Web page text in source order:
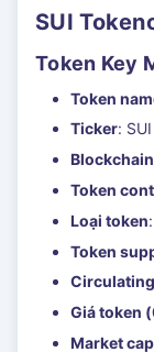
SUI
Token Key
Token
Ticker: SUI
Blockchain
Token
Loại token
Token
Giá token
Market